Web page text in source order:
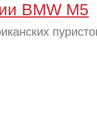
BMW M5